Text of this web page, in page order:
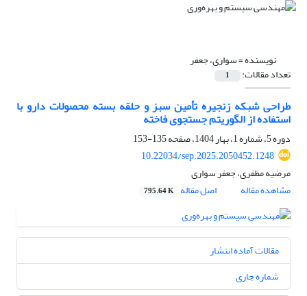
نویسنده =سواری، جعفر
تعداد مقالات: 1
طراحی شبکه زنجیره تأمین سبز و حلقه بسته محصولات دارو با
استفاده از الگوریتم جستجوی فاخته
دوره 5، شماره 1، بهار 1404، صفحه
135-153
10.22034/sep.2025.2050452.1248
مرضیه مظفری، جعفر سواری
مشاهده مقاله
اصل مقاله 795.64 K
مقالات آماده انتشار
شماره جاری